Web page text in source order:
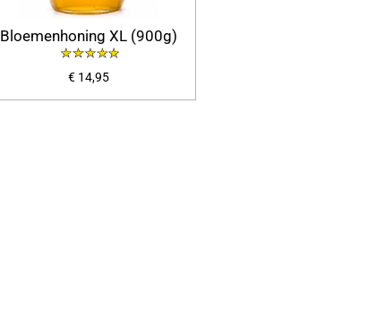
Bloemenhoning XL (900g)
€ 14,95